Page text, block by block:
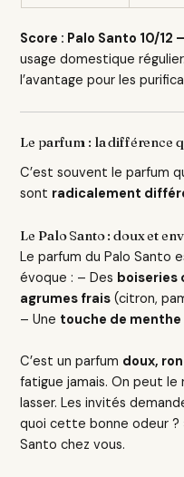
Score : Palo Santo 10/12
usage domestique
l’avantage pour les
Le parfum : la différence
C’est souvent le parfum
sont radicalement
Le Palo Santo : doux et
Le parfum du Palo Santo
évoque : – Des boiseries
agrumes frais (citron,
– Une touche de menthe
C’est un parfum doux,
fatigue jamais. On peut le
lasser. Les invités
quoi cette bonne odeur ?
Santo chez vous.